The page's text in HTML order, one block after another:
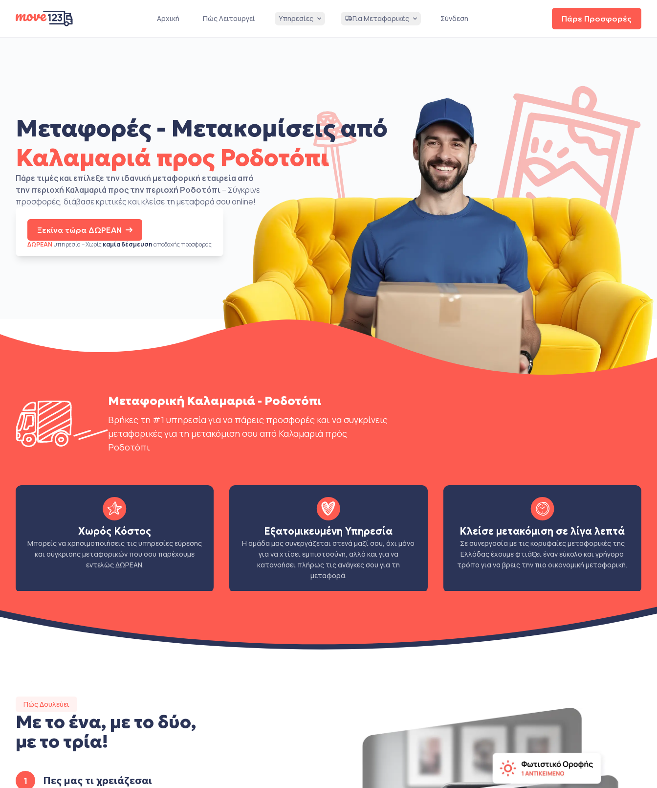
Πάρε Προσφορές
Αρχική Πώς Λειτουργεί Υπηρεσίες Για Μεταφορικές Σύνδεση
Μεταφορές - Μετακομίσεις από
Καλαμαριά προς Ροδοτόπι
Πάρε τιμές και επίλεξε την ιδανική μεταφορική εταιρεία από
την περιοχή Καλαμαριά προς την περιοχή Ροδοτόπι– Σύγκρινε
προσφορές, διάβασε κριτικές και κλείσε τη μεταφορά σου online!
Ξεκίνα τώρα ΔΩΡΕΑΝ
ΔΩΡΕΑΝ υπηρεσία – Χωρίςκαμία δέσμευσηαποδοχής προσφοράς
Μεταφορική Καλαμαριά - Ροδοτόπι
Βρήκες τη #1 υπηρεσία για να πάρεις προσφορές και να συγκρίνεις
μεταφορικές για τη μετακόμιση σου από Καλαμαριά πρός
Ροδοτόπι
Χωρός Κόστος
Μπορείς να χρησιμοποιήσεις τις υπηρεσίες εύρεσης
και σύγκρισης μεταφορικών που σου παρέχουμε
εντελώς ΔΩΡΕΑΝ.
Εξατομικευμένη Υπηρεσία
Η ομάδα μας συνεργάζεται στενά μαζί σου, όχι μόνο
για να χτίσει εμπιστοσύνη, αλλά και για να
κατανοήσει πλήρως τις ανάγκες σου για τη
μεταφορά.
Κλείσε μετακόμιση σε λίγα λεπτά
Σε συνεργασία με τις κορυφαίες μεταφορικές της
Ελλάδας έχουμε φτιάξει έναν εύκολο και γρήγορο
τρόπο για να βρεις την πιο οικονομική μεταφορική.
Πώς Δουλεύει
Με το ένα, με το δύο,
με το τρία!
1 Πες μας τι χρειάζεσαι